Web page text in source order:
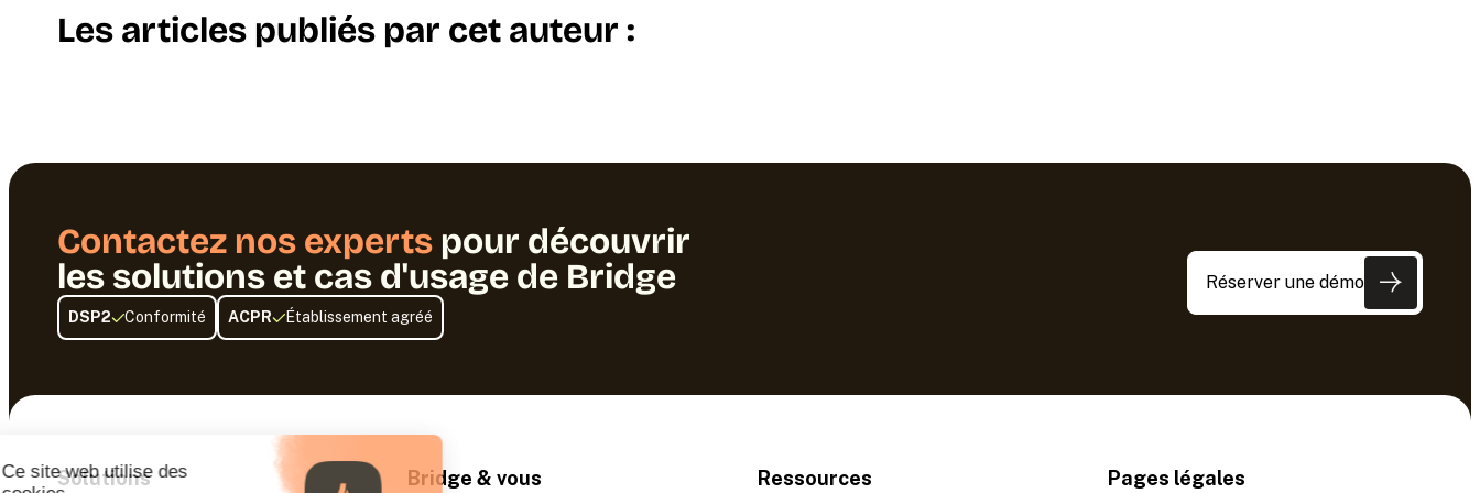
Les articles publiés par cet auteur :
Contactez nos experts pour découvrir
les solutions et cas d'usage de Bridge
DSP2 Conformité ACPR Établissement agréé
Réserver une démo
Solutions Bridge & vous Ressources Pages légales